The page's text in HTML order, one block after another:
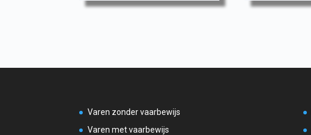
Varen zonder vaarbewijs
Varen met vaarbewijs